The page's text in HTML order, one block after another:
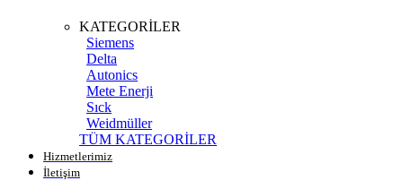
KATEGORİLER
Siemens
Delta
Autonics
Mete Enerji
Sıck
Weidmüller
TÜM KATEGORİLER
Hizmetlerimiz
İletişim